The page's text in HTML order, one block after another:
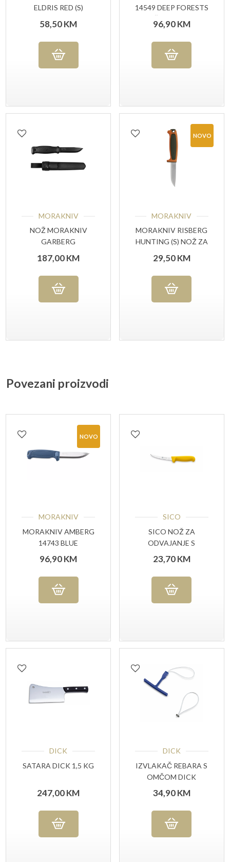
ELDRIS RED (S)
58,50KM
14549 DEEP FORESTS
UPOTREBU
96,90KM
MORAKNIV
NOŽ MORAKNIV
GARBERG
BLACKBLADE
CARBON WITH
POLYMER SHEATH
187,00KM
NOVO
MORAKNIV
MORAKNIV RISBERG
HUNTING (S) NOŽ ZA
VANJSKU UPOTREBU
29,50KM
Povezani proizvodi
NOVO
MORAKNIV
MORAKNIV AMBERG
14743 BLUE
MOUNTAINS , NOŽ
ZA VANJSKU
UPOTREBU
96,90KM
SICO
SICO NOŽ ZA
ODVAJANJE S
UTORIMA15 CM
ŽUTA RUČKA
23,70KM
DICK
SATARA DICK 1,5 KG
247,00KM
DICK
IZVLAKAČ REBARA S
OMČOM DICK
34,90KM